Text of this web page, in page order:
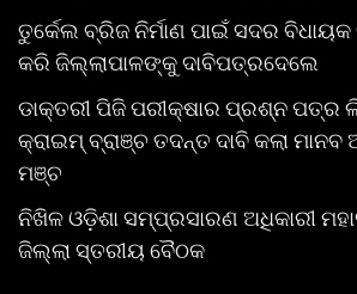
ତୁର୍କେଲ ବ୍ରିଜ ନିର୍ମାଣ ପାଇଁ ସଦର
କରି ଜିଲ୍ଲାପାଳଙ୍କୁ ଦାବିପତ୍ରଦେଲେ
ଡାକ୍ତରୀ ପିଜି ପରୀକ୍ଷାର ପ୍ରଶ୍ନ ପତ୍ର
କ୍ରାଇମ୍ ବ୍ରାଞ୍ଚ ତଦନ୍ତ ଦାବି କଲା
ମଞ୍ଚ
ନିଖିଳ ଓଡ଼ିଶା ସମ୍ପ୍ରସାରଣ ଅଧିକାରୀ
ଜିଲ୍ଲା ସ୍ତରୀୟ ବୈଠକ